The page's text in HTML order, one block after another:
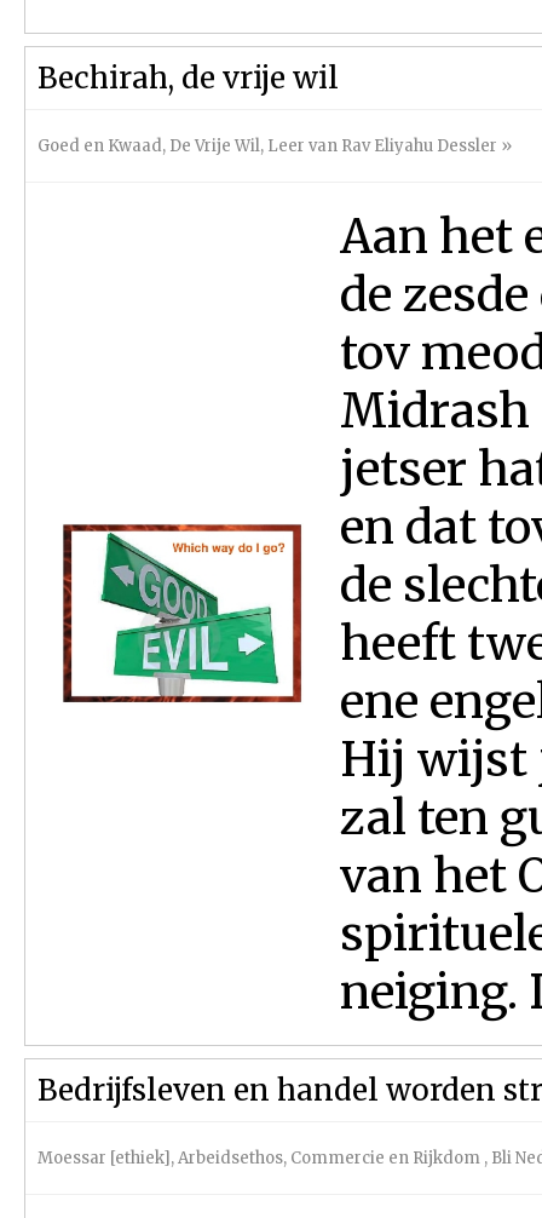
Bechirah, de vrije wil
Goed en Kwaad, De Vrije Wil, Leer van Rav Eliyahu Dessler »
Aan het
de
tov
Midrash
jetser
en dat
de
heeft
ene
Hij wijst
zal ten
van het
neiging.
Bedrijfsleven en handel worden
Moessar [ethiek],Arbeidsethos, Commercie en Rijkdom , Bli